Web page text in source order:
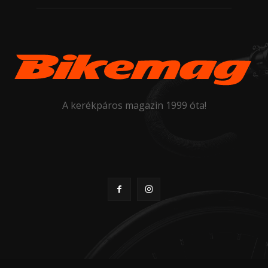
A kerékpáros magazin 1999 óta!